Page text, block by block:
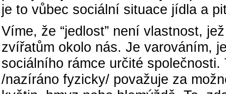
je to vůbec sociální situace jídla a
Víme, že “jedlost” není vlastnost,
zvířatům okolo nás. Je varováním,
sociálního rámce určité
/nazíráno fyzicky/ považuje za